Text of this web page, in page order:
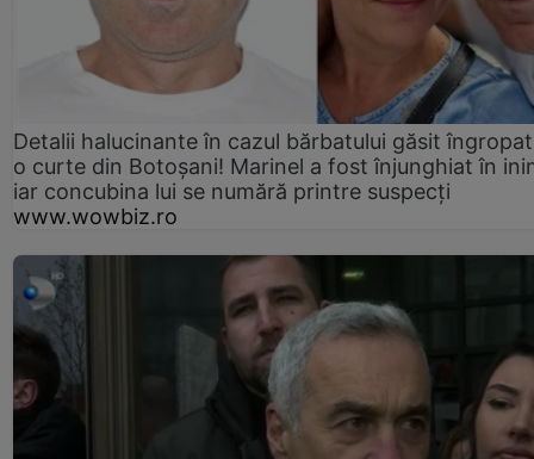
Detalii halucinante în cazul bărbatului găsit
o curte din Botoșani! Marinel a fost înjunghiat în
iar concubina lui se numără printre suspecți
www.wowbiz.ro